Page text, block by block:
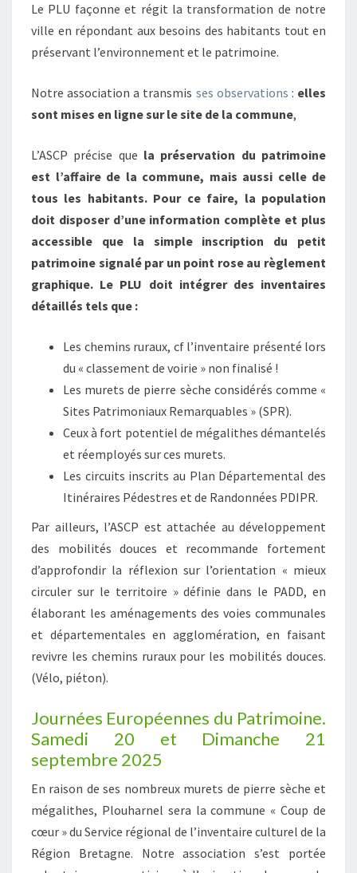
Le PLU façonne et régit la transformation de notre
ville en répondant aux besoins des habitants tout en
préservant l’environnement et le patrimoine.
Notre association a transmis ses observations : elles
sont mises en ligne sur le site de la commune,
L’ASCP précise que la préservation du patrimoine
est l’affaire de la commune, mais aussi celle de
tous les habitants. Pour ce faire, la population
doit disposer d’une information complète et plus
accessible que la simple inscription du petit
patrimoine signalé par un point rose au règlement
graphique. Le PLU doit intégrer des inventaires
détaillés tels que :
Les chemins ruraux, cf l’inventaire présenté lors
du « classement de voirie » non finalisé !
Les murets de pierre sèche considérés comme «
Sites Patrimoniaux Remarquables » (SPR).
Ceux à fort potentiel de mégalithes démantelés
et réemployés sur ces murets.
Les circuits inscrits au Plan Départemental des
Itinéraires Pédestres et de Randonnées PDIPR.
Par ailleurs, l’ASCP est attachée au développement
des mobilités douces et recommande fortement
d’approfondir la réflexion sur l’orientation « mieux
circuler sur le territoire » définie dans le PADD, en
élaborant les aménagements des voies communales
et départementales en agglomération, en faisant
revivre les chemins ruraux pour les mobilités douces.
(Vélo, piéton).
Journées Européennes du Patrimoine.
Samedi 20 et Dimanche 21
septembre 2025
En raison de ses nombreux murets de pierre sèche et
mégalithes, Plouharnel sera la commune « Coup de
cœur » du Service régional de l’inventaire culturel de la
Région Bretagne. Notre association s’est portée